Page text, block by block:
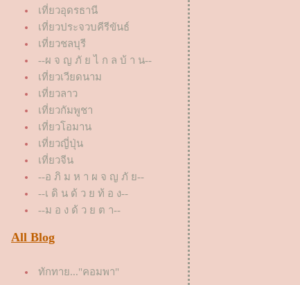
เที่ยวอุดรธานี
เที่ยวประจวบคีรีขันธ์
เที่ยวชลบุรี
--ผ จ ญ ภั ย ไ ก ล บ้ า น--
เที่ยวเวียดนาม
เที่ยวลาว
เที่ยวกัมพูชา
เที่ยวโอมาน
เที่ยวญี่ปุ่น
เที่ยวจีน
--อ ภิ ม ห า ผ จ ญ ภั ย--
--เ ดิ น ด้ ว ย ท้ อ ง--
--ม อ ง ด้ ว ย ต า--
All Blog
ทักทาย..."คอมพา"